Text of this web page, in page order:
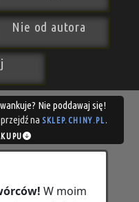
Nie od autora
Nie poddawaj się!
na SKLEP.CHINY.PL .
W moim